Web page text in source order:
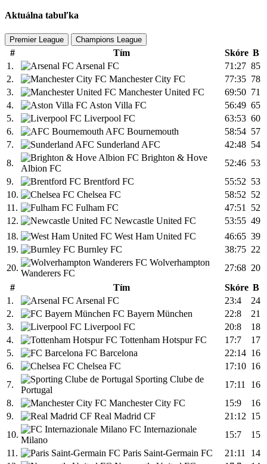
Aktuálna tabuľka
Premier League Champions League
# Tím Skóre B
1.
Arsenal FC 71:27 85
2.
Manchester City FC 77:35 78
3.
Manchester United FC 69:50 71
4.
Aston Villa FC 56:49 65
5.
Liverpool FC 63:53 60
6.
AFC Bournemouth 58:54 57
7.
Sunderland AFC 42:48 54
8.
Brighton & Hove
Albion FC
52:46 53
9.
Brentford FC 55:52 53
10.
Chelsea FC 58:52 52
11.
Fulham FC 47:51 52
12.
Newcastle United FC 53:55 49
18.
West Ham United FC 46:65 39
19.
Burnley FC 38:75 22
20.
Wolverhampton
Wanderers FC
27:68 20
#
Tím Skóre B
1.
Arsenal FC 23:4
24
2.
FC Bayern München 22:8
21
3.
Liverpool FC 20:8
18
4.
Tottenham Hotspur FC 17:7
17
5.
FC Barcelona 22:14 16
6.
Chelsea FC 17:10 16
7.
Sporting Clube de
Portugal
17:11
16
8.
Manchester City FC 15:9
16
9.
Real Madrid CF 21:12 15
10.
FC Internazionale
Milano
15:7
15
11.
Paris Saint-Germain FC 21:11
14